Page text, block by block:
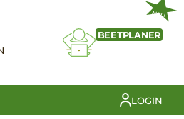
NEU
BEETPLANER
LOGIN